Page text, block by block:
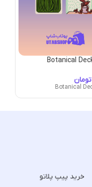
تومان
خرید پیپ پلاتو